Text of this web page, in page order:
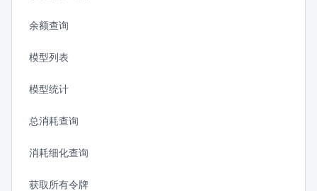
余额查询
模型列表
模型统计
总消耗查询
消耗细化查询
获取所有令牌